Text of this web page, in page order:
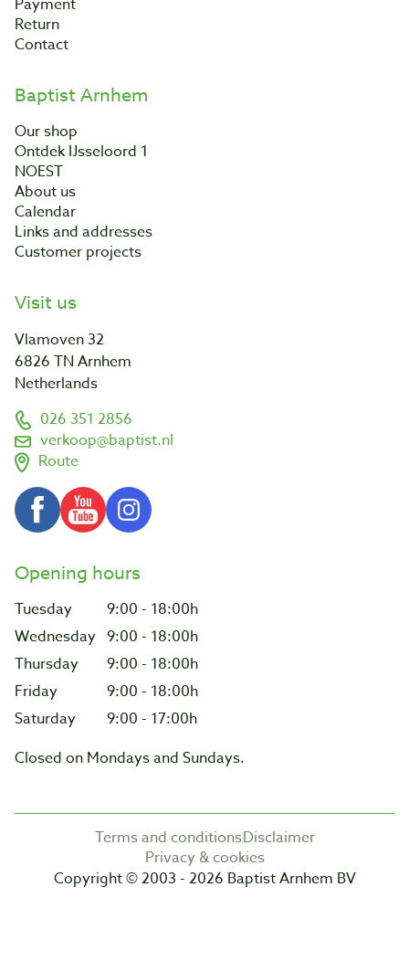
Payment
Return
Contact
Baptist Arnhem
Our shop
Ontdek IJsseloord 1
NOEST
About us
Calendar
Links and addresses
Customer projects
Visit us
Vlamoven 32
6826 TN Arnhem
Netherlands
026 351 2856
verkoop@baptist.nl
Route
Opening hours
Tuesday
9:00 - 18:00h
Wednesday 9:00 - 18:00h
Thursday
9:00 - 18:00h
Friday
9:00 - 18:00h
Saturday
9:00 - 17:00h
Closed on Mondays and Sundays.
Terms and conditionsDisclaimer
Privacy & cookies
Copyright © 2003 - 2026 Baptist Arnhem BV